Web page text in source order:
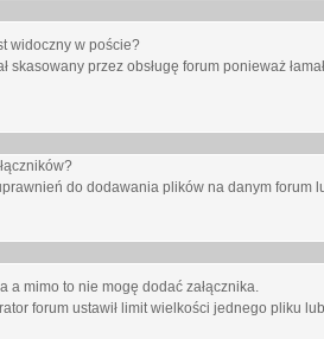
widoczny w poście?
skasowany przez obsługę forum ponieważ
do dodawania plików na danym forum
a mimo to nie mogę dodać załącznika.
forum ustawił limit wielkości jednego pliku